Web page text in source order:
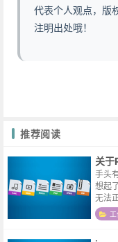
代表个人观点，版
注明出处哦！
推荐阅读
关于
手头
想起
无法
了，
到对